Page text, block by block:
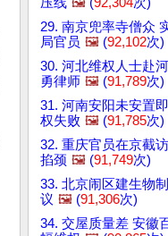
29. 南京兜率寺僧众
局官员 🖼️ (92,102次)
30. 河北维权人士赴
勇律师 🖼️ (91,789次)
31. 河南安阳未安置
权失败 🖼️ (91,785次)
32. 重庆官员在京截
掐颈 🖼️ (91,749次)
33. 北京闹区建生物
议 🖼️ (91,306次)
34. 交屋质量差 安徽